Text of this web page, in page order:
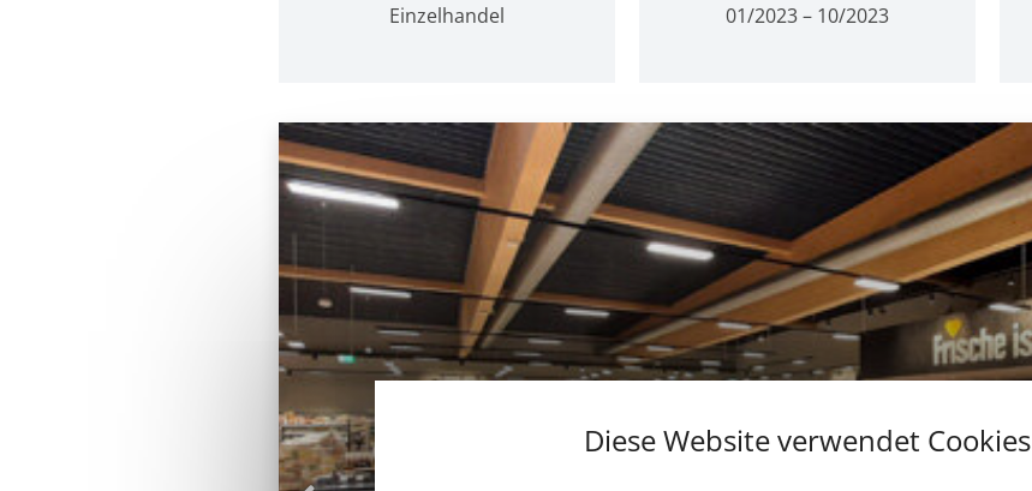
Einzelhandel 01/2023 – 10/2023
Diese Website verwendet Cookies